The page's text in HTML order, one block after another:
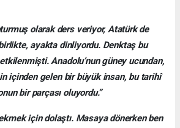
olarak ders veriyor, Atatürk de
ayakta dinliyordu. Denktaş bu
Anadolu’nun güney ucundan,
içinden gelen bir büyük insan, bu tarihî
bir parçası oluyordu.”
için dolaştı. Masaya dönerken ben